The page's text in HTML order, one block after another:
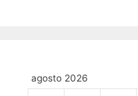
agosto 2026